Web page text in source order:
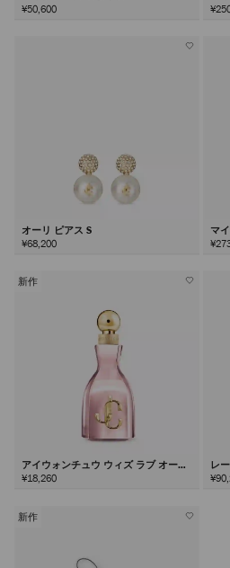
¥50,600
オーリ ピアス S
¥68,200
マ
新作
アイウォンチュウ ウィズ ラブ オード
パルファム60ml
¥18,260
レ
新作